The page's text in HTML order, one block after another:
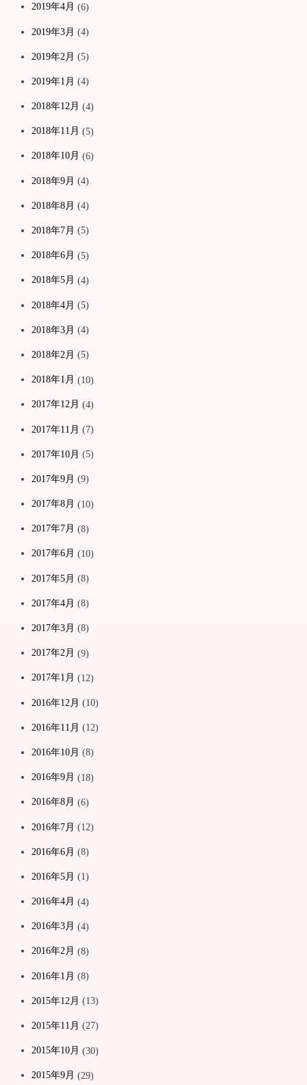
2019年4月 (6)
2019年3月 (4)
2019年2月 (5)
2019年1月 (4)
2018年12月 (4)
2018年11月 (5)
2018年10月 (6)
2018年9月 (4)
2018年8月 (4)
2018年7月 (5)
2018年6月 (5)
2018年5月 (4)
2018年4月 (5)
2018年3月 (4)
2018年2月 (5)
2018年1月 (10)
2017年12月 (4)
2017年11月 (7)
2017年10月 (5)
2017年9月 (9)
2017年8月 (10)
2017年7月 (8)
2017年6月 (10)
2017年5月 (8)
2017年4月 (8)
2017年3月 (8)
2017年2月 (9)
2017年1月 (12)
2016年12月 (10)
2016年11月 (12)
2016年10月 (8)
2016年9月 (18)
2016年8月 (6)
2016年7月 (12)
2016年6月 (8)
2016年5月 (1)
2016年4月 (4)
2016年3月 (4)
2016年2月 (8)
2016年1月 (8)
2015年12月 (13)
2015年11月 (27)
2015年10月 (30)
2015年9月 (29)